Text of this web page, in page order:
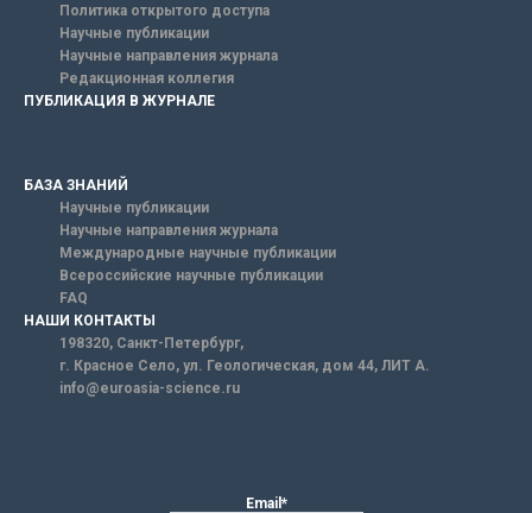
Политика открытого доступа
Научные публикации
Научные направления журнала
Редакционная коллегия
ПУБЛИКАЦИЯ В ЖУРНАЛЕ
БАЗА ЗНАНИЙ
Научные публикации
Научные направления журнала
Международные научные публикации
Всероссийские научные публикации
FAQ
НАШИ КОНТАКТЫ
198320, Санкт-Петербург,
г. Красное Село, ул. Геологическая, дом 44, ЛИТ А.
info@euroasia-science.ru
Email*